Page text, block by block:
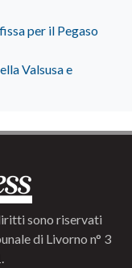
per il Pegaso
Valsusa e
sono riservati
di Livorno n° 3